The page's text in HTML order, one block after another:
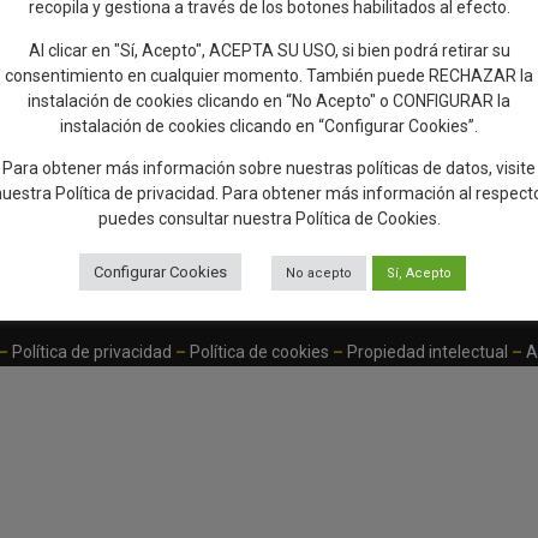
Añadir reseña en Google Rellenar encuesta de
de la
Web Talavera
Ferial
OAL Cultura
Talavera
Q de Calidad
Turística
– Política de privacidad – Política de cookies – Propiedad intelectual –
recopila y gestiona a través de los botones habilitados al efecto.
Al clicar en "Sí, Acepto", ACEPTA SU USO, si bien podrá retirar su
consentimiento en cualquier momento. También puede RECHAZAR la
instalación de cookies clicando en “No Acepto" o CONFIGURAR la
instalación de cookies clicando en “Configurar Cookies”.
Para obtener más información sobre nuestras políticas de datos, visite
Política de privacidad. Para obtener más información al
puedes consultar nuestra Política de Cookies.
Configurar Cookies No acepto Sí, Acepto